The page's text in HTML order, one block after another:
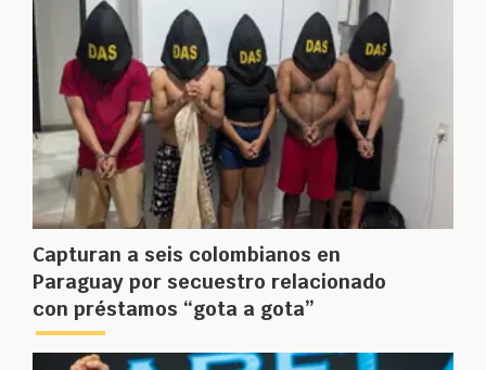
Capturan a seis colombianos en
Paraguay por secuestro relacionado
con préstamos “gota a gota”